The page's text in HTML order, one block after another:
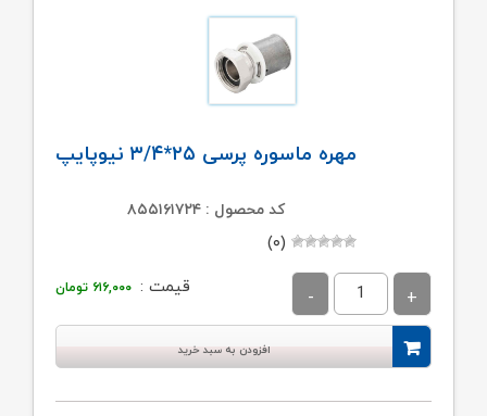
مهره ماسوره پرسی ۲۵*۳/۴ نیوپایپ
کد محصول : ۸۵۵۱۶۱۷۲۴
(۰)
قیمت : ۶۱۶,۰۰۰ تومان
افزودن به سبد خرید